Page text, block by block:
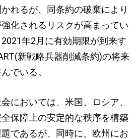
れるが、同条約の破棄により
化されるリスクが高まってい
年2月に有効期限が到来す
新戦略兵器削減条約)の将来
でいる。
においては、米国、ロシア、
保障上の安定的な秩序を構築
であるが、同時に、欧州にお